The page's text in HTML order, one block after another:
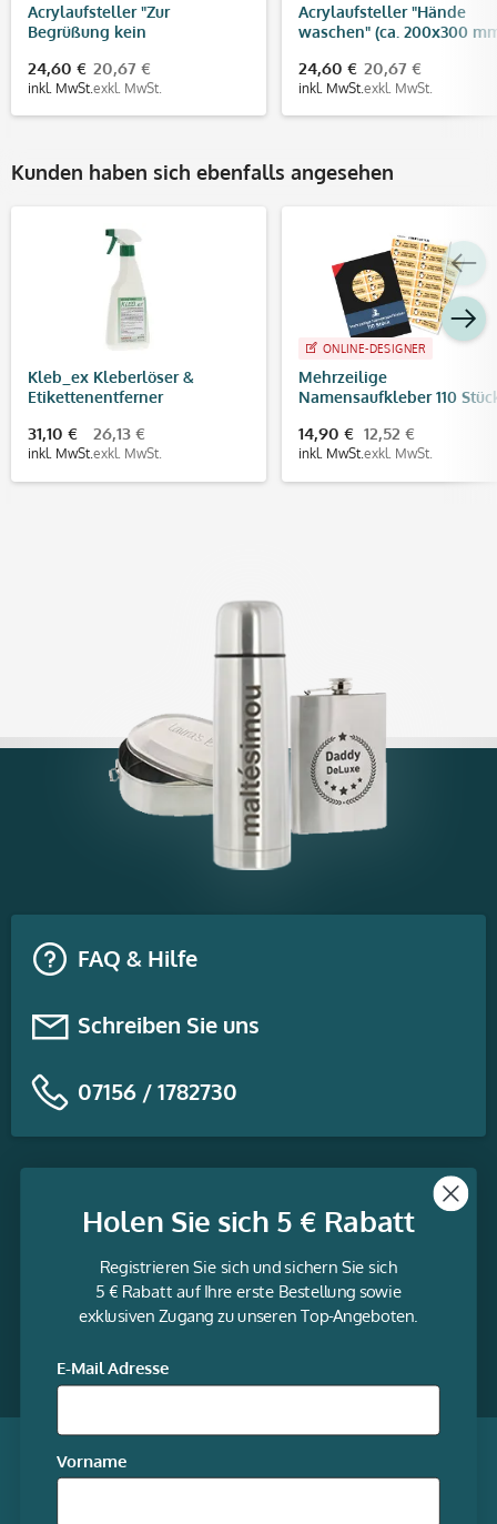
Acrylaufsteller "Zur
Begrüßung kein
mm)
24,60 €
inkl. MwSt.
20,67 €
exkl. MwSt.
Acrylaufsteller "Hände
waschen" (ca. 200x300
24,60 €
inkl. MwSt.
20,67 €
exkl. MwSt.
Kunden haben sich ebenfalls angesehen
Kleb_ex Kleberlöser &
Etikettenentferner
31,10 €
inkl. MwSt.
26,13 €
exkl. MwSt.
ONLINE-DESIGNER
Mehrzeilige
Namensaufkleber 110
14,90 €
inkl. MwSt.
12,52 €
exkl. MwSt.
FAQ & Hilfe
Schreiben Sie uns
07156 / 1782730
Informationen
media
Facebook
Qualität garantiert
Holen Sie sich 5 € Rabatt
Registrieren Sie sich und sichern Sie sich
5 € Rabatt auf Ihre erste Bestellung sowie
exklusiven Zugang zu unseren Top-Angeboten.
E-Mail Adresse
Vorname